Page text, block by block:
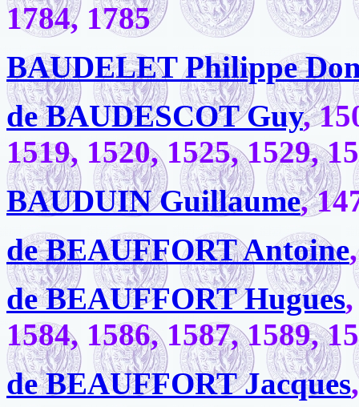
1784, 1785
BAUDELET Philippe
de BAUDESCOT Guy,
1519, 1520, 1525, 1529,
BAUDUIN Guillaume,
de BEAUFFORT Antoine
de BEAUFFORT Hugues
1584, 1586, 1587, 1589,
de BEAUFFORT Jacques